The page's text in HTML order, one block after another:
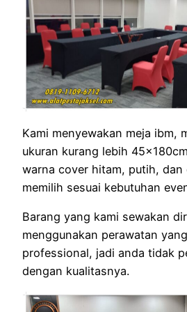
Kami menyewakan meja ibm,
ukuran kurang lebih
warna cover hitam, putih, dan
memilih sesuai kebutuhan
Barang yang kami sewakan
menggunakan perawatan
professional, jadi anda tidak
dengan kualitasnya.